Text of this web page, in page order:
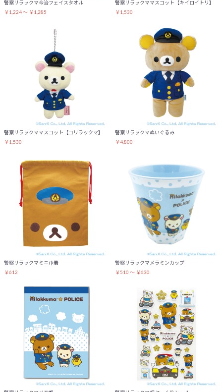
警察リラックマ今治フェイスタオル
￥1,224 ～ ￥1,285
警察リラックママスコット【キイロイトリ】
￥1,530
警察リラックママスコット【コリラックマ】
￥1,530
警察リラックマぬいぐるみ
￥4,800
警察リラックマミニ巾着
￥612
警察リラックマメラミンカップ
￥510 ～ ￥630
お買い物を続ける カートへ進む